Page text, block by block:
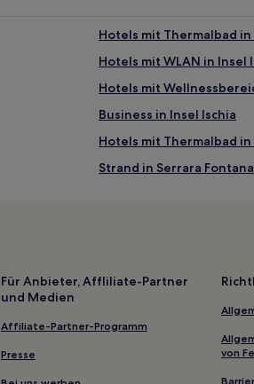
Hotels mit Thermalbad in
Hotels mit WLAN in Insel
Hotels mit
Business in Insel Ischia
Hotels mit Thermalbad in
Strand in Serrara Fontana
Strand in Forio
Hotels mit
Hotels mit Pool nahe
Strand nahe Spiaggia di
Für Anbieter, Affliliate-Partner
und Medien
Affiliate-Partner-Programm
Presse
von